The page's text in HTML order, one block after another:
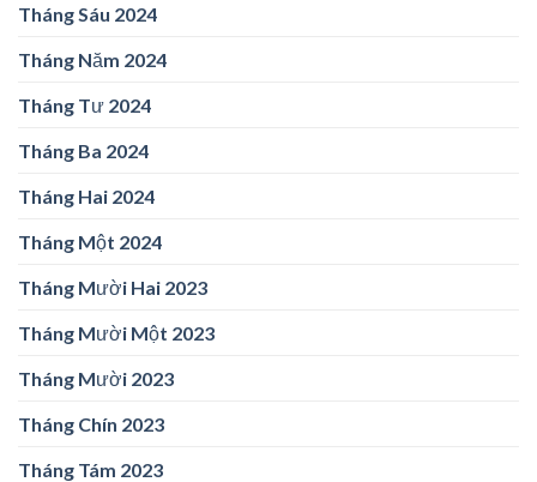
Tháng Sáu 2024
Tháng Năm 2024
Tháng Tư 2024
Tháng Ba 2024
Tháng Hai 2024
Tháng Một 2024
Tháng Mười Hai 2023
Tháng Mười Một 2023
Tháng Mười 2023
Tháng Chín 2023
Tháng Tám 2023